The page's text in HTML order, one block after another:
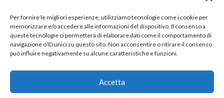
Per fornire le migliori esperienze, utilizziamo tecnologie come i cookie per
memorizzare e/o accedere alle informazioni del dispositivo. Il consenso a
queste tecnologie ci permetterà di elaborare dati come il comportamento di
navigazione o ID unici su questo sito. Non acconsentire o ritirare il consenso
può influire negativamente su alcune caratteristiche e funzioni.
Accetta